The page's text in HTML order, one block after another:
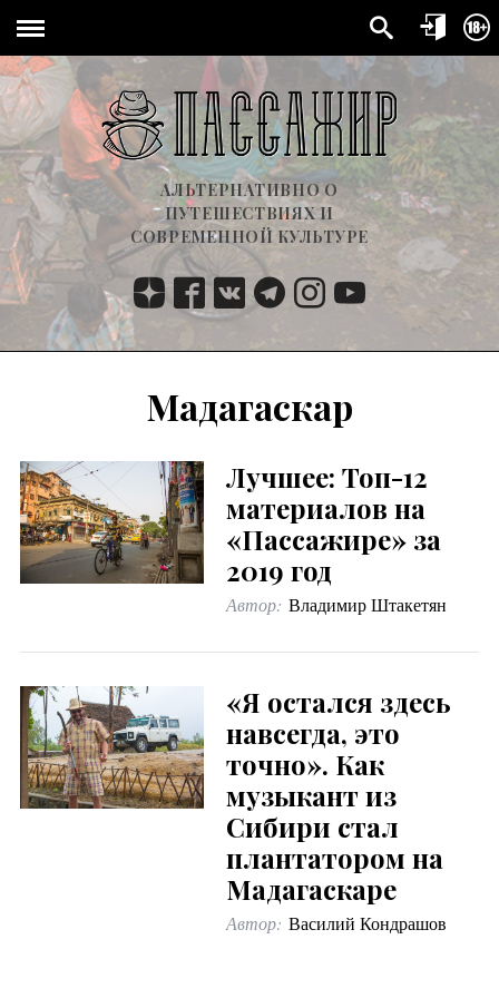
АЛЬТЕРНАТИВНО О
ПУТЕШЕСТВИЯХ И
СОВРЕМЕННОЙ КУЛЬТУРЕ
Мадагаскар
Лучшее: Топ-12
материалов на
«Пассажире» за
2019 год
Автор: Владимир Штакетян
«Я остался здесь
навсегда, это
точно». Как
музыкант из
Сибири стал
плантатором на
Мадагаскаре
Автор: Василий Кондрашов